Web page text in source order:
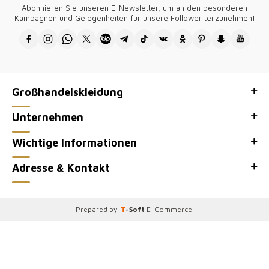
Abonnieren Sie unseren E-Newsletter, um an den besonderen
Kampagnen und Gelegenheiten für unsere Follower teilzunehmen!
Großhandelskleidung
Unternehmen
Wichtige Informationen
Adresse & Kontakt
Prepared by T-Soft E-Commerce.